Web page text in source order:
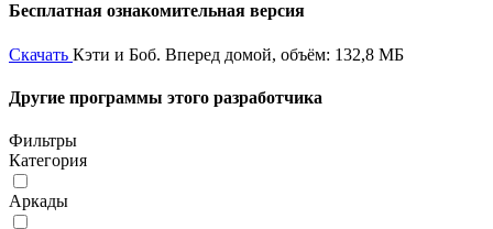
Бесплатная ознакомительная версия
Скачать Кэти и Боб. Вперед домой, объём: 132,8 МБ
Другие программы этого разработчика
Фильтры
Категория
Аркады